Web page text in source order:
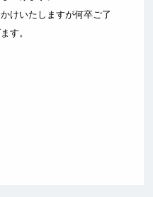
けいたしますが何卒ご了
す。